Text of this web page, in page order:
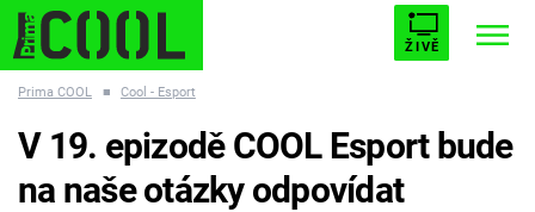
ŽIVĚ
ESCAPE PLNEJ KOTEL AVENGERS 5
Prima COOL ■ Cool - Esport
V 19. epizodě COOL Esport bude
na naše otázky odpovídat